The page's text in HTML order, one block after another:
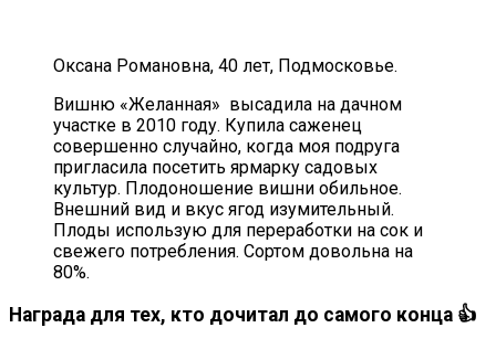
Оксана Романовна, 40 лет, Подмосковье.
Вишню «Желанная» высадила на дачном
участке в 2010 году. Купила саженец
совершенно случайно, когда моя подруга
пригласила посетить ярмарку садовых
культур. Плодоношение вишни обильное.
Внешний вид и вкус ягод изумительный.
Плоды использую для переработки на сок и
свежего потребления. Сортом довольна на
80%.
Награда для тех, кто дочитал до самого конца 👍